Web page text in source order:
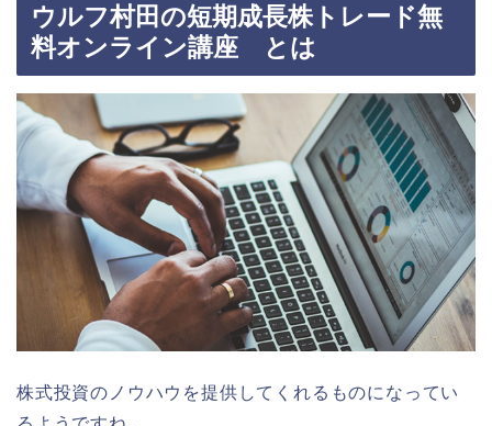
ウルフ村田の短期成長株トレード無
料オンライン講座 とは
株式投資のノウハウを提供してくれるものになってい